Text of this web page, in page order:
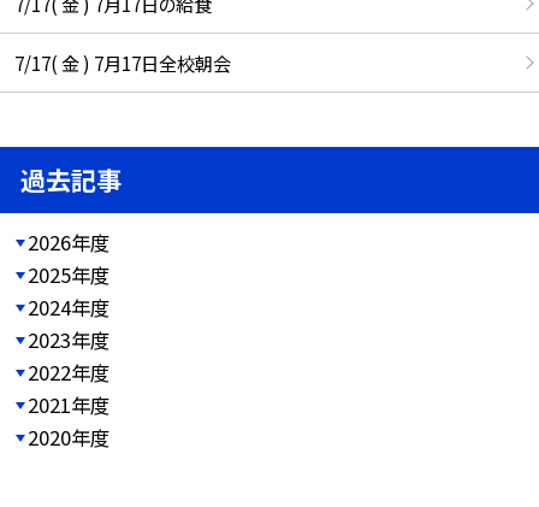
7/17( 金 ) 7月17日全校朝会
過去記事
2026年度
2025年度
2024年度
2023年度
2022年度
2021年度
2020年度